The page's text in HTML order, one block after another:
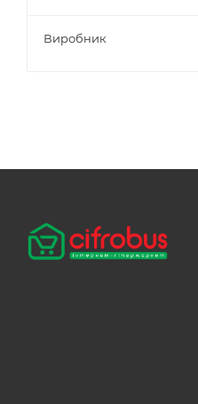
Виробник